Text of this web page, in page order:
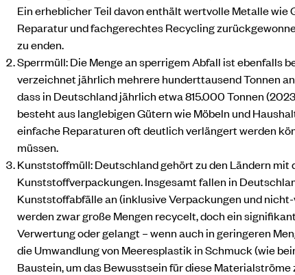
Ein erheblicher Teil davon enthält wertvolle Metalle wie
Reparatur und fachgerechtes Recycling
zu enden.
Sperrmüll: Die Menge an sperrigem Abfall ist ebenfalls
verzeichnet jährlich mehrere hunderttausend Tonnen
dass in Deutschland jährlich etwa 815.000 Tonnen
besteht aus langlebigen Gütern wie Möbeln und
einfache Reparaturen oft deutlich verlängert werden
müssen.
Kunststoffmüll: Deutschland gehört zu den Ländern
Kunststoffverpackungen. Insgesamt fallen in
Kunststoffabfälle an (inklusive Verpackungen und
werden zwar große Mengen recycelt, doch ein
Verwertung oder gelangt – wenn auch in geringeren
die Umwandlung von Meeresplastik in Schmuck (wie
Baustein, um das Bewusstsein für diese Materialströme